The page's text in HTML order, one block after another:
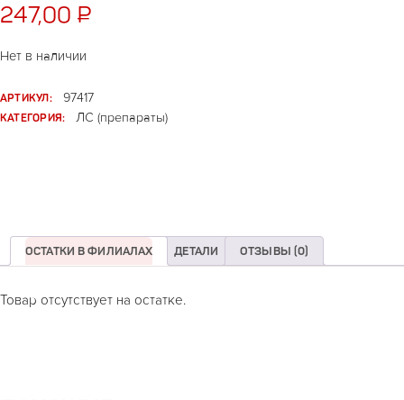
247,00 ₽
Нет в наличии
АРТИКУЛ:
97417
КАТЕГОРИЯ:
ЛС (препараты)
ОСТАТКИ В ФИЛИАЛАХ ДЕТАЛИ ОТЗЫВЫ (0)
Товар отсутствует на остатке.